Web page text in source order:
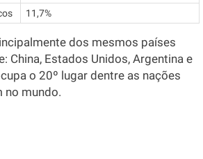
11,7%
dos mesmos países
China, Estados Unidos, Argentina e
o 20º lugar dentre as nações
no mundo.